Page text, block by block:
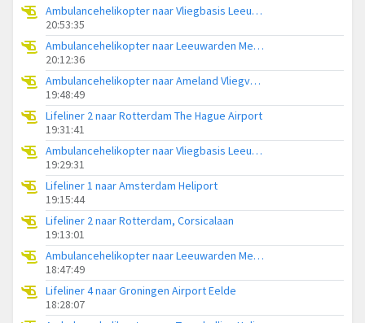
Ambulancehelikopter naar Vliegbasis Leeuwarden
20:53:35
Ambulancehelikopter naar Leeuwarden Medical Center Heliport
20:12:36
Ambulancehelikopter naar Ameland Vliegveld Ballum
19:48:49
Lifeliner 2 naar Rotterdam The Hague Airport
19:31:41
Ambulancehelikopter naar Vliegbasis Leeuwarden
19:29:31
Lifeliner 1 naar Amsterdam Heliport
19:15:44
Lifeliner 2 naar Rotterdam, Corsicalaan
19:13:01
Ambulancehelikopter naar Leeuwarden Medical Center Heliport
18:47:49
Lifeliner 4 naar Groningen Airport Eelde
18:28:07